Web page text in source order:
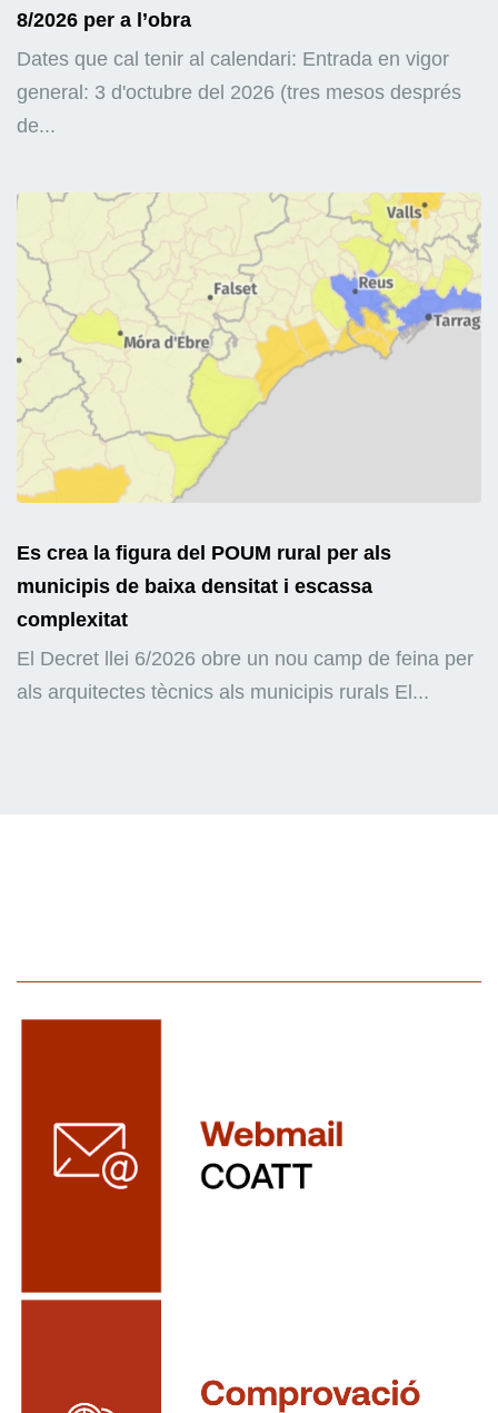
8/2026 per a l’obra
Dates que cal tenir al calendari: Entrada en vigor
general: 3 d'octubre del 2026 (tres mesos després
de...
Es crea la figura del POUM rural per als
municipis de baixa densitat i escassa
complexitat
El Decret llei 6/2026 obre un nou camp de feina per
als arquitectes tècnics als municipis rurals El...